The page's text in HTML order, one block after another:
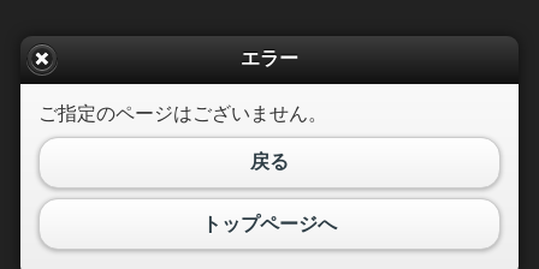
エラー
ご指定のページはございません。
戻る
トップページへ